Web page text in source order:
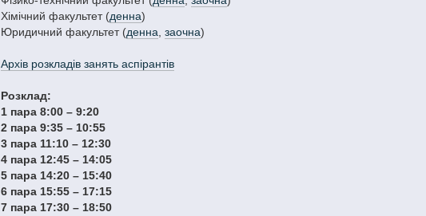
Хімічний факультет (денна)
Юридичний факультет (денна заочна)
Архів розкладів занять аспірантів
Розклад:
1 пара 8:00 – 9:20
2 пара 9:35 – 10:55
3 пара 11:10 – 12:30
4 пара 12:45 – 14:05
5 пара 14:20 – 15:40
6 пара 15:55 – 17:15
7 пара 17:30 – 18:50